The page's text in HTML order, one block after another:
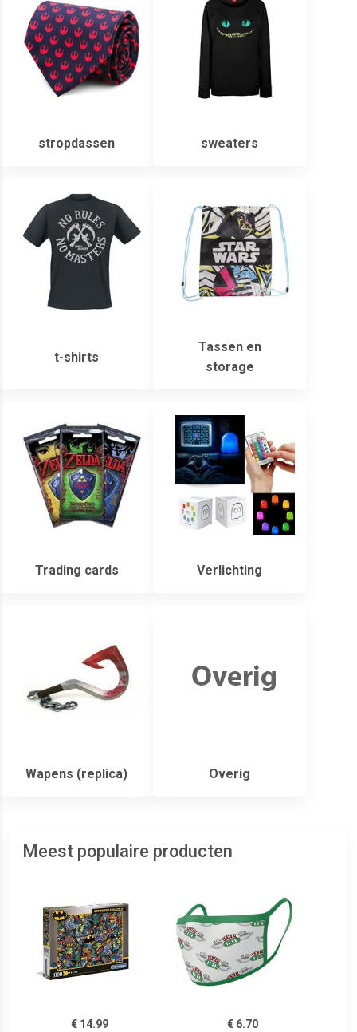
stropdassen sweaters
t-shirts
Tassen en
storage
Trading cards Verlichting
Wapens (replica) Overig
Meest populaire producten
€ 14.99
€ 6.70